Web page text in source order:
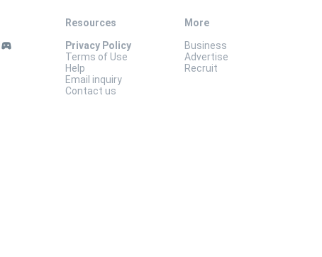
Resources
Privacy Policy
Terms of Use
Help
Email inquiry
Contact us
More
Business
Advertise
Recruit